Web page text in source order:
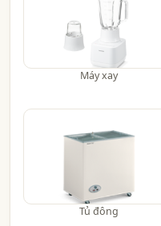
Máy xay
Tủ đông